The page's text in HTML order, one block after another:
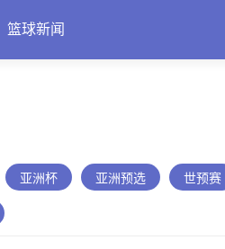
篮球新闻
亚洲杯 亚洲预选 世预赛